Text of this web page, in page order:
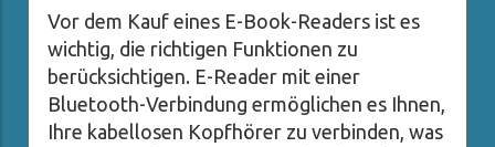
Vor dem Kauf eines E-Book-Readers ist es
wichtig, die richtigen Funktionen zu
berücksichtigen. E-Reader mit einer
Bluetooth-Verbindung ermöglichen es Ihnen,
Ihre kabellosen Kopfhörer zu verbinden, was